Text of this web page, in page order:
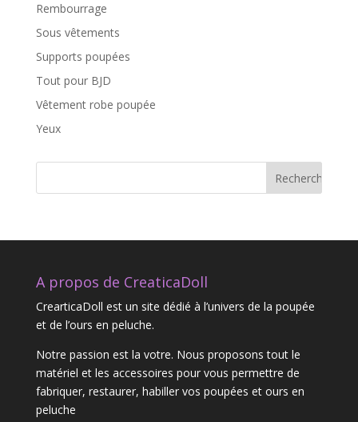
Rembourrage
Sous vêtements
Supports poupées
Tout pour BJD
Vêtement robe poupée
Yeux
A propos de CreaticaDoll
CrearticaDoll est un site dédié à l’univers de la poupée
et de l’ours en peluche.
Notre passion est la votre. Nous proposons tout le
matériel et les accessoires pour vous permettre de
fabriquer, restaurer, habiller vos poupées et ours en
peluche